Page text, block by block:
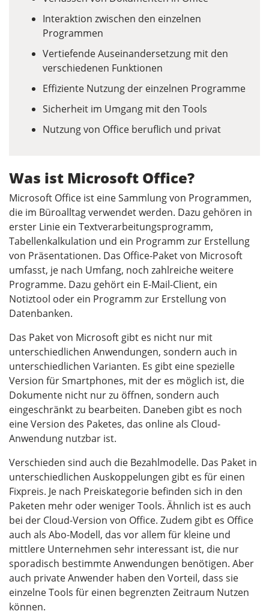
Interaktion zwischen den einzelnen
Programmen
Vertiefende Auseinandersetzung mit den
verschiedenen Funktionen
Effiziente Nutzung der einzelnen Programme
Sicherheit im Umgang mit den Tools
Nutzung von Office beruflich und privat
Was ist Microsoft Office?
Microsoft Office ist eine Sammlung von Programmen,
die im Büroalltag verwendet werden. Dazu gehören in
erster Linie ein Textverarbeitungsprogramm,
Tabellenkalkulation und ein Programm zur Erstellung
von Präsentationen. Das Office-Paket von Microsoft
umfasst, je nach Umfang, noch zahlreiche weitere
Programme. Dazu gehört ein E-Mail-Client, ein
Notiztool oder ein Programm zur Erstellung von
Datenbanken.
Das Paket von Microsoft gibt es nicht nur mit
unterschiedlichen Anwendungen, sondern auch in
unterschiedlichen Varianten. Es gibt eine spezielle
Version für Smartphones, mit der es möglich ist, die
Dokumente nicht nur zu öffnen, sondern auch
eingeschränkt zu bearbeiten. Daneben gibt es noch
eine Version des Paketes, das online als Cloud-
Anwendung nutzbar ist.
Verschieden sind auch die Bezahlmodelle. Das Paket in
unterschiedlichen Auskoppelungen gibt es für einen
Fixpreis. Je nach Preiskategorie befinden sich in den
Paketen mehr oder weniger Tools. Ähnlich ist es auch
bei der Cloud-Version von Office. Zudem gibt es Office
auch als Abo-Modell, das vor allem für kleine und
mittlere Unternehmen sehr interessant ist, die nur
sporadisch bestimmte Anwendungen benötigen. Aber
auch private Anwender haben den Vorteil, dass sie
einzelne Tools für einen begrenzten Zeitraum Nutzen
können.